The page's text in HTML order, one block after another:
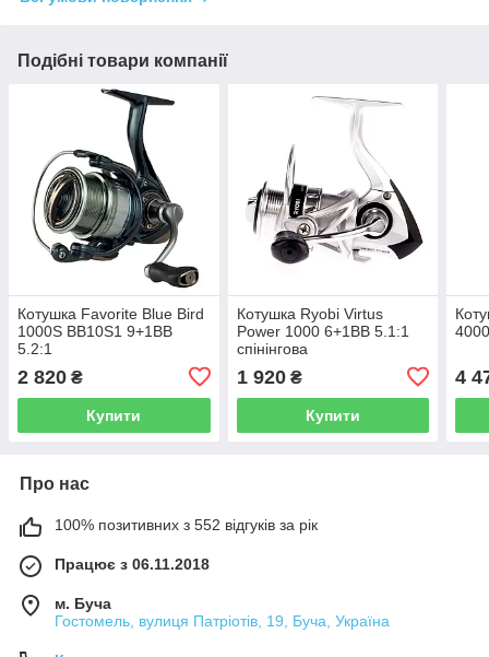
Подібні товари компанії
Котушка Favorite Blue Bird
1000S BB10S1 9+1BB
5.2:1
2 820 ₴
Купити
Котушка Ryobi Virtus
Power 1000 6+1BB 5.1:1
спінінгова
1 920₴
Купити
4
Про нас
100% позитивних з 552 відгуків за рік
Працює з 06.11.2018
м. Буча
Гостомель, вулиця Патріотів, 19, Буча, Україна